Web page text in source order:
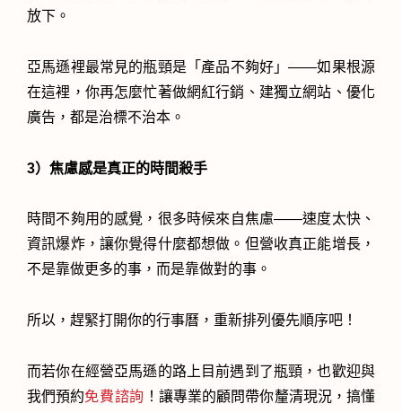
放下。
亞馬遜裡最常見的瓶頸是「產品不夠好」——如果根源
在這裡，你再怎麼忙著做網紅行銷、建獨立網站、優化
廣告，都是治標不治本。
3）焦慮感是真正的時間殺手
時間不夠用的感覺，很多時候來自焦慮——速度太快、
資訊爆炸，讓你覺得什麼都想做。但營收真正能增長，
不是靠做更多的事，而是靠做對的事。
所以，趕緊打開你的行事曆，重新排列優先順序吧！
而若你在經營亞馬遜的路上目前遇到了瓶頸，也歡迎與
我們預約免費諮詢 ！讓專業的顧問帶你釐清現況，搞懂